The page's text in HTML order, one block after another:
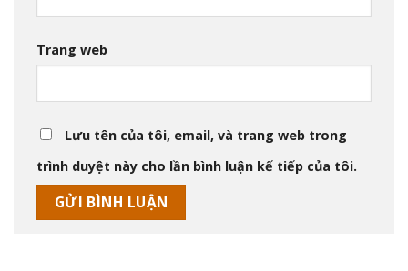
Trang web
Lưu tên của tôi, email, và trang web trong
trình duyệt này cho lần bình luận kế tiếp của tôi.